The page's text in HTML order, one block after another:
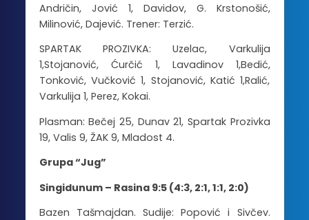
Andričin, Jović 1, Davidov, G. Krstonošić,
Milinović, Dajević. Trener: Terzić.
SPARTAK PROZIVKA: Uzelac, Varkulija
1,Stojanović, Ćurčić 1, Lavadinov 1,Bedić,
Tonković, Vučković 1, Stojanović, Katić 1,Ralić,
Varkulija 1, Perez, Kokai.
Plasman: Bečej 25, Dunav 21, Spartak Prozivka
19, Valis 9, ŽAK 9, Mladost 4.
Grupa “Jug”
Singidunum – Rasina 9:5 (4:3, 2:1, 1:1, 2:0)
Bazen Tašmajdan. Sudije: Popović i Sivčev.